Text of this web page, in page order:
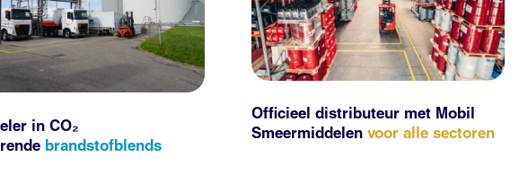
in CO₂
brandstofblends
Officieel distributeur met Mobil
Smeermiddelen voor alle sectoren